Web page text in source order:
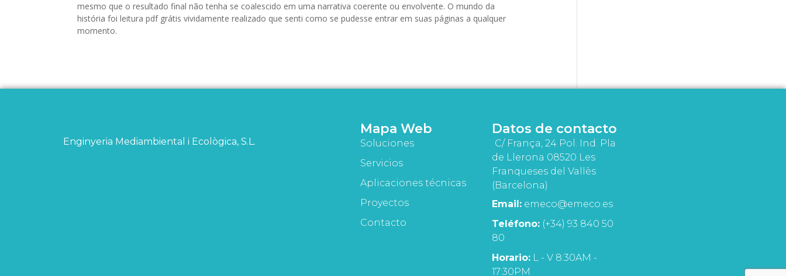
mesmo que o resultado final não tenha se coalescido em uma narrativa coerente ou envolvente. O mundo da
história foi leitura pdf grátis vividamente realizado que senti como se pudesse entrar em suas páginas a qualquer
momento.
Enginyeria Mediambiental i Ecològica, S.L.
Mapa Web
Soluciones
Servicios
Aplicaciones técnicas
Proyectos
Contacto
Datos de contacto
C/ França, 24 Pol. Ind. Pla
de Llerona 08520 Les
Franqueses del Vallès
(Barcelona)
Email: emeco@emeco.es
Teléfono: (+34) 93 840 50
80
Horario: L - V 8:30AM -
17:30PM